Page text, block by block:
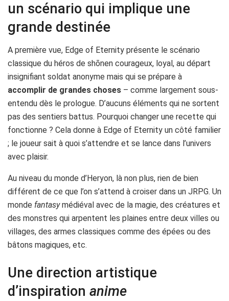
un scénario qui implique une
grande destinée
A première vue, Edge of Eternity présente le scénario
classique du héros de shōnen courageux, loyal, au départ
insignifiant soldat anonyme mais qui se prépare à
accomplir de grandes choses – comme largement sous-
entendu dès le prologue. D’aucuns éléments qui ne sortent
pas des sentiers battus. Pourquoi changer une recette qui
fonctionne ? Cela donne à Edge of Eternity un côté familier
; le joueur sait à quoi s’attendre et se lance dans l’univers
avec plaisir.
Au niveau du monde d’Heryon, là non plus, rien de bien
différent de ce que l’on s’attend à croiser dans un JRPG. Un
monde fantasymédiéval avec de la magie, des créatures et
des monstres qui arpentent les plaines entre deux villes ou
villages, des armes classiques comme des épées ou des
bâtons magiques, etc.
Une direction artistique
d’inspiration anime